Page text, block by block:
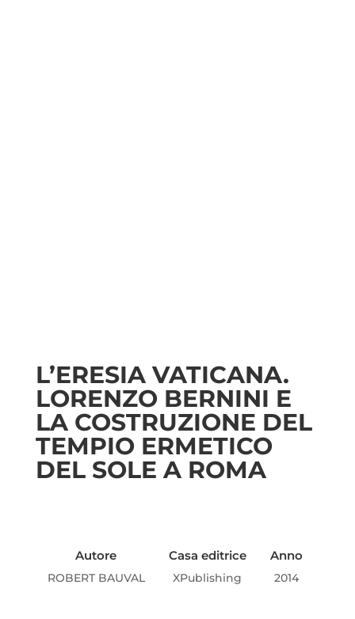
L’ERESIA VATICANA.
LORENZO BERNINI E
LA COSTRUZIONE DEL
TEMPIO ERMETICO
DEL SOLE A ROMA
Autore
ROBERT BAUVAL
Casa editrice
XPublishing
Anno
2014